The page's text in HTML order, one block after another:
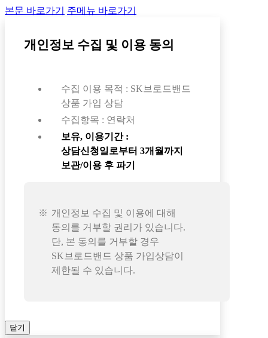
본문 바로가기 주메뉴 바로가기
개인정보 수집 및 이용 동의
수집 이용 목적 : SK브로드밴드
상품 가입 상담
수집항목 : 연락처
보유, 이용기간 :
상담신청일로부터 3개월까지
보관/이용 후 파기
개인정보 수집 및 이용에 대해
동의를 거부할 권리가 있습니다.
단, 본 동의를 거부할 경우
SK브로드밴드 상품 가입상담이
제한될 수 있습니다.
닫기